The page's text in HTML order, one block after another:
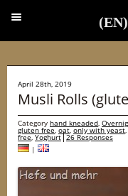
April 28th, 2019
Musli Rolls
Category hand kneaded,
gluten free,oat,only with yeast,
free,Yoghurt 26 Responses
|